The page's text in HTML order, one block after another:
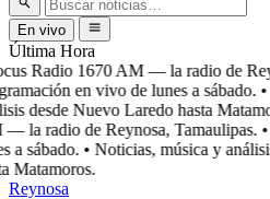
En vivo
Última Hora
Radio 1670 AM — la radio de
en vivo de lunes a sábado. •
desde Nuevo Laredo hasta
la radio de Reynosa, Tamaulipas. •
a sábado. • Noticias, música y
Matamoros.
Reynosa